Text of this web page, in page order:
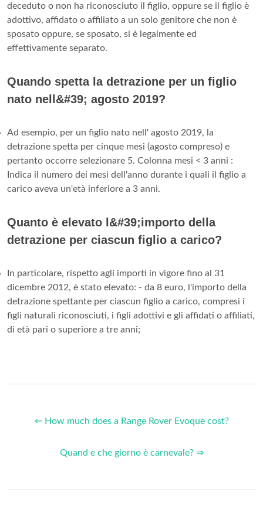
deceduto o non ha riconosciuto il figlio, oppure se il figlio è
adottivo, affidato o affiliato a un solo genitore che non è
sposato oppure, se sposato, si è legalmente ed
effettivamente separato.
Quando spetta la detrazione per un figlio
nato nell&#39; agosto 2019?
Ad esempio, per un figlio nato nell' agosto 2019, la
detrazione spetta per cinque mesi (agosto compreso) e
pertanto occorre selezionare 5. Colonna mesi < 3 anni :
Indica il numero dei mesi dell'anno durante i quali il figlio a
carico aveva un'età inferiore a 3 anni.
Quanto è elevato l&#39;importo della
detrazione per ciascun figlio a carico?
In particolare, rispetto agli importi in vigore fino al 31
dicembre 2012, è stato elevato: - da 8 euro, l'importo della
detrazione spettante per ciascun figlio a carico, compresi i
figli naturali riconosciuti, i figli adottivi e gli affidati o affiliati,
di età pari o superiore a tre anni;
⇐ How much does a Range Rover Evoque cost?
Quand e che giorno è carnevale? ⇒